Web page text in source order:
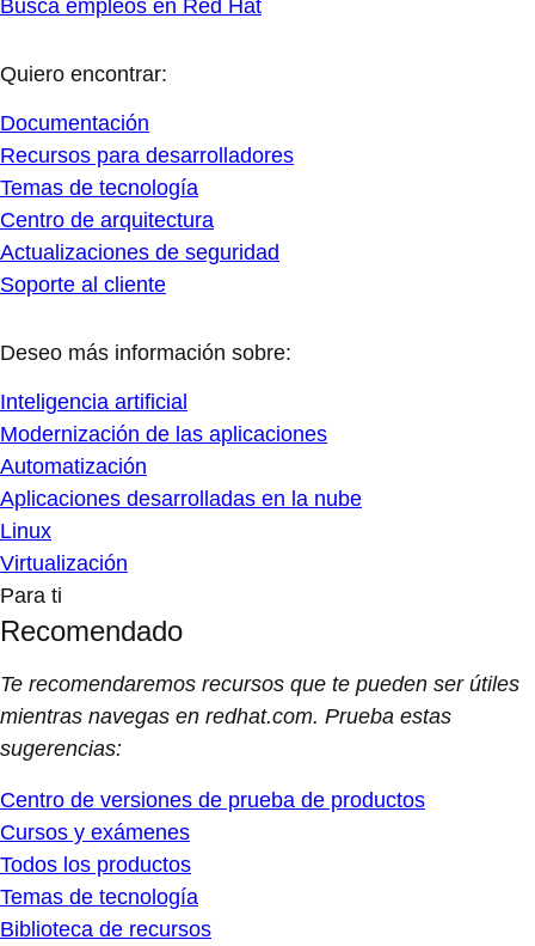
Busca empleos en Red Hat
Quiero encontrar:
Documentación
Recursos para desarrolladores
Temas de tecnología
Centro de arquitectura
Actualizaciones de seguridad
Soporte al cliente
Deseo más información sobre:
Inteligencia artificial
Modernización de las aplicaciones
Automatización
Aplicaciones desarrolladas en la nube
Linux
Virtualización
Para ti
Recomendado
Te recomendaremos recursos que te pueden ser útiles
mientras navegas en redhat.com. Prueba estas
sugerencias:
Centro de versiones de prueba de productos
Cursos y exámenes
Todos los productos
Temas de tecnología
Biblioteca de recursos